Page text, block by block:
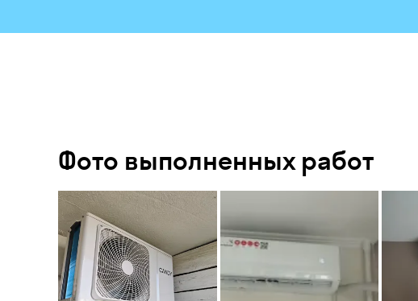
Фото выполненных работ